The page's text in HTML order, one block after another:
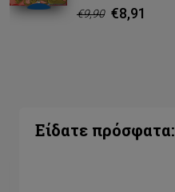
€9,90 €8,91
Είδατε πρόσφατα: